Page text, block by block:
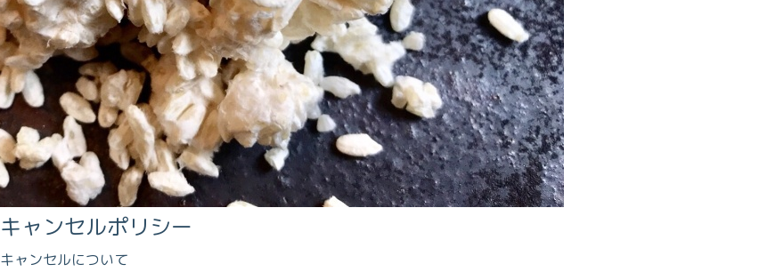
キャンセルポリシー
キャンセルについて